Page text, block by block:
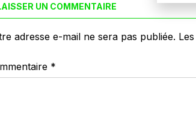
UN COMMENTAIRE
adresse e-mail ne sera pas publiée.
*